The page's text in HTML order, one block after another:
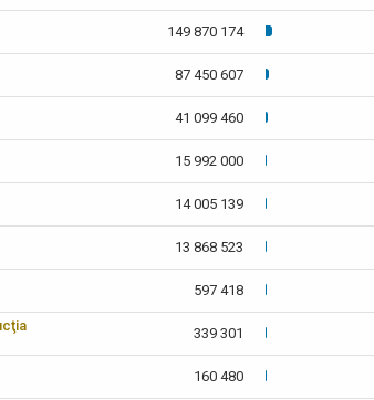
149 870 174
87 450 607
41 099 460
15 992 000
14 005 139
13 868 523
597 418
339 301
160 480